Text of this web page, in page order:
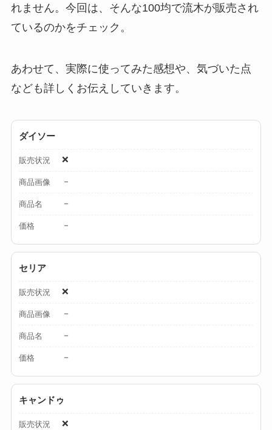
セリア等でチャイル
【100均】ダイソー/
ープ用LEDライトは
る？選び方＆活用
れません。今回は、そんな100均で流木が販売され
ているのかをチェック。
あわせて、実際に使ってみた感想や、気づいた点
なども詳しくお伝えしていきます。
ダイソー
販売状況 ❌
商品画像 －
商品名 －
価格 －
セリア
販売状況 ❌
商品画像 －
商品名 －
価格 －
キャンドゥ
販売状況 ❌